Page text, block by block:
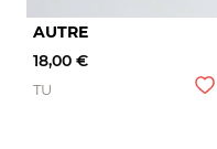
AUTRE
18,00 €
TU